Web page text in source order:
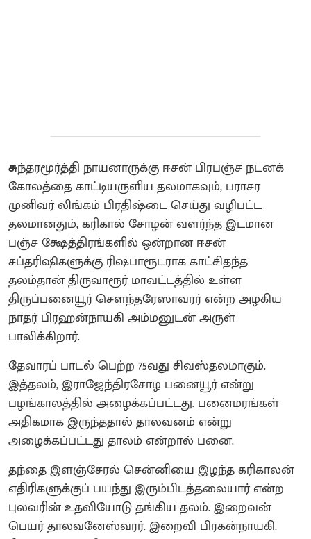
சுந்தரமூர்த்தி நாயனாருக்கு ஈசன் பிரபஞ்ச நடனக்
கோலத்தை காட்டியருளிய தலமாகவும், பராசர
முனிவர் லிங்கம் பிரதிஷ்டை செய்து வழிபட்ட
தலமானதும், கரிகால் சோழன் வளர்ந்த இடமான
பஞ்ச க்ஷேத்திரங்களில் ஒன்றான ஈசன்
சப்தரிஷிகளுக்கு ரிஷபாரூடராக காட்சிதந்த
தலம்தான் திருவாரூர் மாவட்டத்தில் உள்ள
திருப்பனையூர் சௌந்தரேஸாவரர் என்ற அழகிய
நாதர் பிரஹன்நாயகி அம்மனுடன் அருள்
பாலிக்கிறார்.
தேவாரப் பாடல் பெற்ற 75வது சிவஸ்தலமாகும்.
இத்தலம், இராஜேந்திரசோழ பனையூர் என்று
பழங்காலத்தில் அழைக்கப்பட்டது. பனைமரங்கள்
அதிகமாக இருந்ததால் தாலவனம் என்று
அழைக்கப்பட்டது தாலம் என்றால் பனை.
தந்தை இளஞ்சேரல் சென்னியை இழந்த கரிகாலன்
எதிரிகளுக்குப் பயந்து இரும்பிடத்தலையார் என்ற
புலவரின் உதவியோடு தங்கிய தலம். இறைவன்
பெயர் தாலவனேஸ்வரர். இறைவி பிரகன்நாயகி.